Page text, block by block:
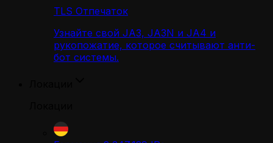
TLS Отпечаток
Узнайте свой JA3, JA3N и JA4 и
рукопожатие, которое считывают анти-
бот системы.